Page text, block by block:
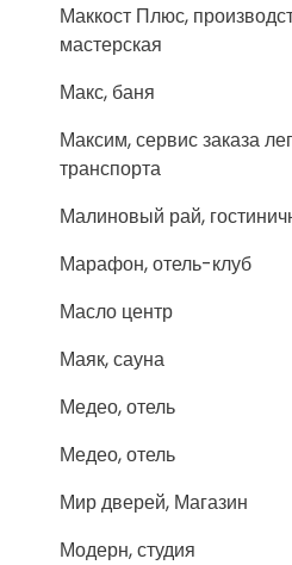
Маккост Плюс,
мастерская
Макс, баня
Максим, сервис заказа
транспорта
Малиновый рай,
Марафон, отель-клуб
Масло центр
Маяк, сауна
Медео, отель
Медео, отель
Мир дверей, Магазин
Модерн, студия